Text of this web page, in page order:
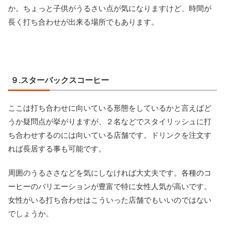
か。ちょっと子供がうるさい点が気になりますけど、時間が
長く打ち合わせが出来る場所でもあります。
９.スターバックスコーヒー
ここは打ち合わせに向いている形態をしているかと言えばど
うか疑問点が挙がりますが、２名などでスタイリッシュに打
ち合わせするのには向いている店舗です。ドリンクを注文す
れば長居する事も可能です。
周囲のうるささなどを気にしなければ大丈夫です。各種のコ
ーヒーのバリエーションが豊富で特に女性人気が高いです。
女性がいる打ち合わせはこういった店舗でもいいのではない
でしょうか。